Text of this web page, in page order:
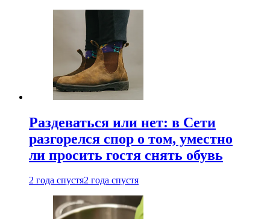
Раздеваться или нет: в Сети
разгорелся спор о том, уместно
ли просить гостя снять обувь
2 года спустя2 года спустя